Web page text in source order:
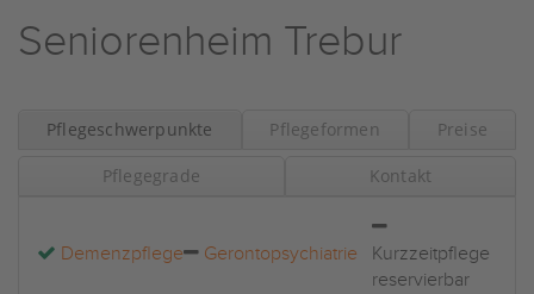
Seniorenheim Trebur
Pflegeschwerpunkte Pflegeformen Preise
Pflegegrade Kontakt
Demenzpflege Gerontopsychiatrie
Kurzzeitpflege
reservierbar